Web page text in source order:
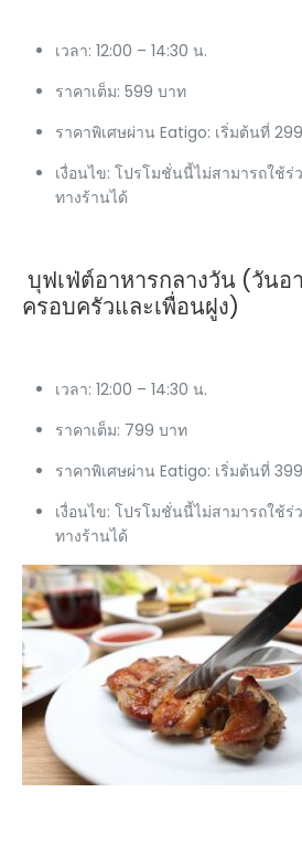
เวลา: 12:00 – 14:30 น.
ราคาเต็ม: 599 บาท
ราคาพิเศษผ่าน Eatigo: เริ่มต้นที่
เงื่อนไข: โปรโมชั่นนี้ไม่สามารถใช้
ทางร้านได้
บุฟเฟ่ต์อาหารกลางวัน (วันอ
ครอบครัวและเพื่อนฝูง)
เวลา: 12:00 – 14:30 น.
ราคาเต็ม: 799 บาท
ราคาพิเศษผ่าน Eatigo: เริ่มต้นที่
เงื่อนไข: โปรโมชั่นนี้ไม่สามารถใช้
ทางร้านได้